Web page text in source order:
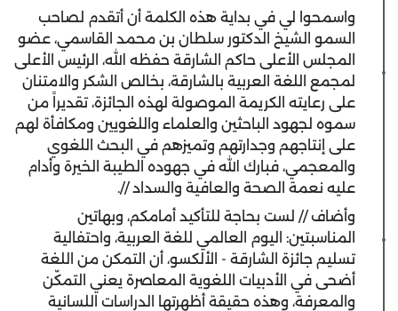
واسمحوا لي في بداية هذه الكلمة أن أتقدم لصاحب
السمو الشيخ الدكتور سلطان بن محمد القاسمي، عضو
المجلس الأعلى حاكم الشارقة حفظه الله، الرئيس الأعلى
لمجمع اللغة العربية بالشارقة، بخالص الشكر والامتنان
على رعايته الكريمة الموصولة لهذه الجائزة، تقديراً من
سموه لجهود الباحثين والعلماء واللغويين ومكافأة لهم
على إنتاجهم وجدارتهم وتميزهم في البحث اللغوي
والمعجمي، فبارك الله في جهوده الطيبة الخيرة وأدام
عليه نعمة الصحة والعافية والسداد //.
وأضاف // لست بحاجة للتأكيد أمامكم، وبهاتين
المناسبتين: اليوم العالمي للغة العربية، واحتفالية
تسليم جائزة الشارقة - الألكسو، أن التمكن من اللغة
أضحى في الأدبيات اللغوية المعاصرة يعني التمكّن
والمعرفة، وهذه حقيقة أظهرتها الدراسات اللسانية